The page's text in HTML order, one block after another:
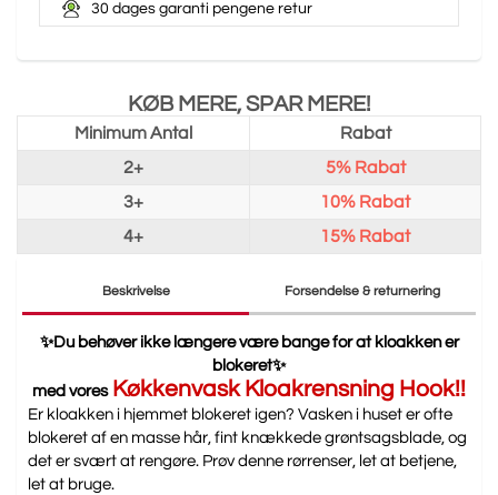
30 dages garanti pengene retur
KØB MERE, SPAR MERE!
Minimum Antal
Rabat
2+
5% Rabat
3+
10% Rabat
4+
15% Rabat
Beskrivelse Forsendelse & returnering
✨Du behøver ikke længere være bange for at kloakken er
blokeret✨
med vores Køkkenvask Kloakrensning Hook!!
Er kloakken i hjemmet blokeret igen? Vasken i huset er ofte
blokeret af en masse hår, fint knækkede grøntsagsblade, og
det er svært at rengøre. Prøv denne rørrenser, let at betjene,
let at bruge.